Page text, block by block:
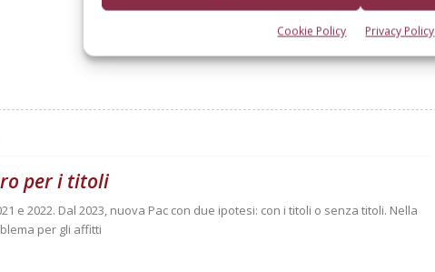
Cookie Policy Privacy Policy
per i titoli
e 2022. Dal 2023, nuova Pac con due ipotesi: con i titoli o senza titoli. Nella
per gli affitti